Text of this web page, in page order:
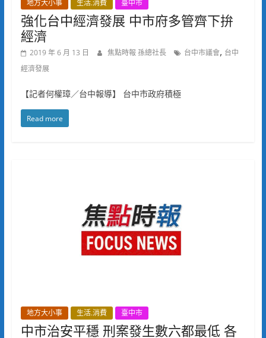
地方大小事 生活.消費 臺中市
強化台中經濟發展 中市府多管齊下拚
經濟
2019 年 6 月 13 日 焦點時報 孫總社長 台中市議會, 台中
經濟發展
【記者何權璋／台中報導】 台中市政府積極
Read more
地方大小事 生活.消費 臺中市
中市治安平穩 刑案發生數六都最低 各